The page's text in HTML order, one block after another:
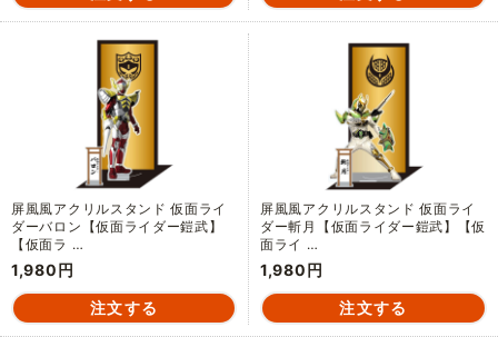
屏風風アクリルスタンド 仮面ライ
ダーバロン【仮面ライダー鎧武】
【仮面ラ …
1,980円
屏風風アクリルスタンド 仮面ライ
ダー斬月【仮面ライダー鎧武】【仮
面ライ …
1,980円